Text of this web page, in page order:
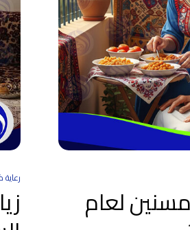
لعام
رعاية